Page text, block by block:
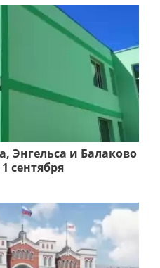
Энгельса и Балаково
сентября